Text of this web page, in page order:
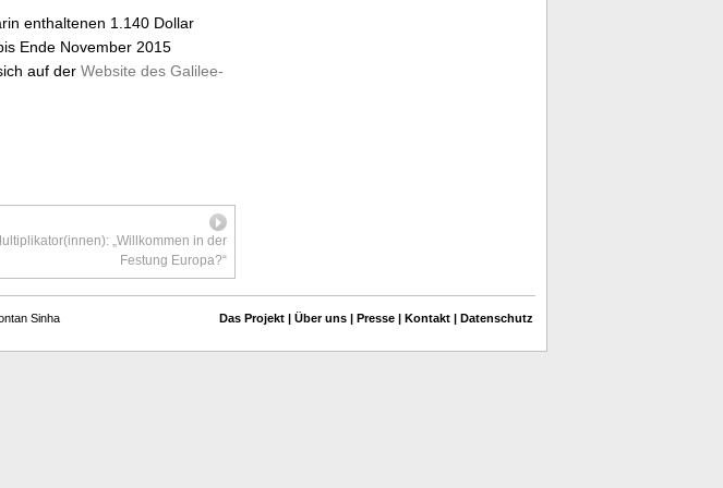
enthaltenen 1.140 Dollar
Ende November 2015
auf der Website des Galilee-
„Willkommen in der
Festung Europa?“
Sinha Das Projekt Über uns Presse Kontakt Datenschutz